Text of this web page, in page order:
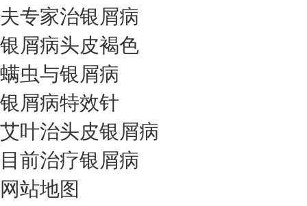
夫专家治银屑病
银屑病头皮褐色
螨虫与银屑病
银屑病特效针
艾叶治头皮银屑病
目前治疗银屑病
网站地图